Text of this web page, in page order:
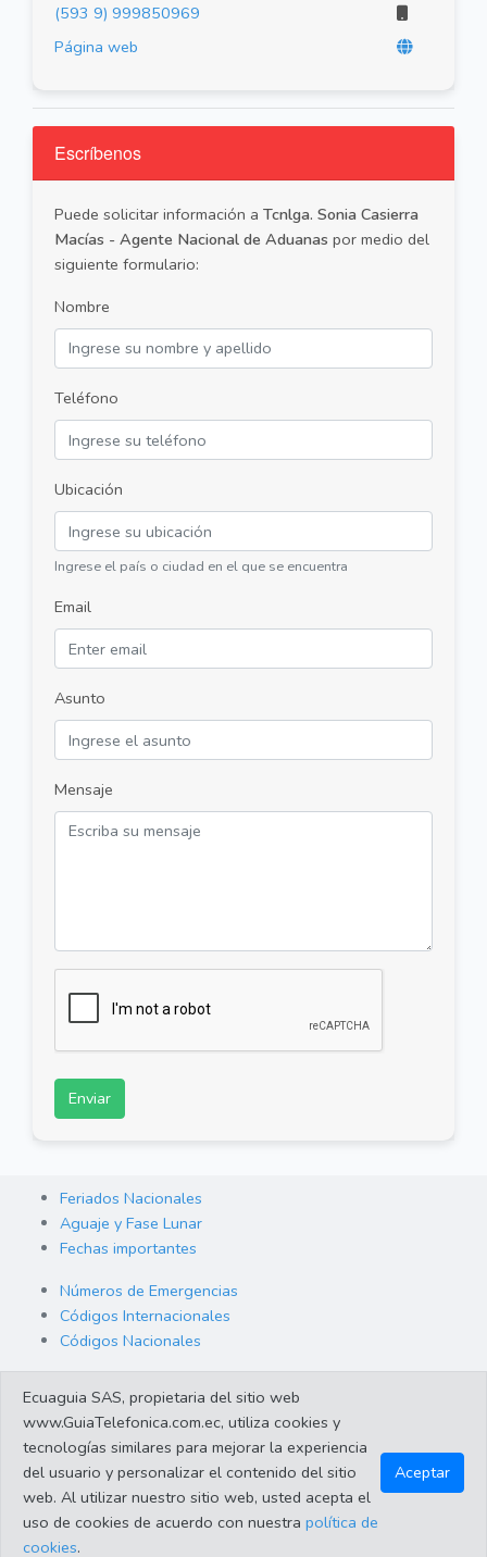
(593 9) 999850969
Página web
Escríbenos
Puede solicitar información a Tcnlga. Sonia Casierra
Macías - Agente Nacional de Aduanas por medio del
siguiente formulario:
Nombre
Teléfono
Ubicación
Ingrese el país o ciudad en el que se encuentra
Email
Asunto
Mensaje
Enviar
Feriados Nacionales
Aguaje y Fase Lunar
Fechas importantes
Números de Emergencias
Códigos Internacionales
Códigos Nacionales
Cambio de Divisas
Enlaces de interes
©2023 Guiatelefonica.com.ec una empresa 100% ecuatoriana.
Apoya lo nuestro!. Todos los derechos reservados |
Ecuaguia SAS, propietaria del sitio web
www.GuiaTelefonica.com.ec, utiliza cookies y
tecnologías similares para mejorar la experiencia
del usuario y personalizar el contenido del sitio
web. Al utilizar nuestro sitio web, usted acepta el
uso de cookies de acuerdo con nuestra política de
cookies.
Aceptar